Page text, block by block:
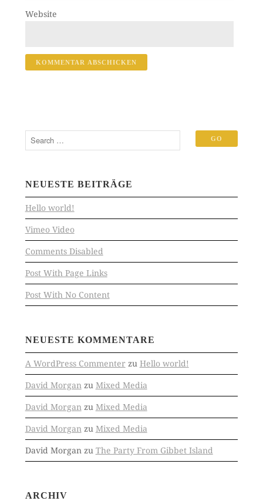
Website
NEUESTE BEITRÄGE
Hello world!
Vimeo Video
Comments Disabled
Post With Page Links
Post With No Content
NEUESTE KOMMENTARE
A WordPress Commenterzu Hello world!
David Morgan zu Mixed Media
David Morgan zu Mixed Media
David Morgan zu Mixed Media
David Morgan zu The Party From Gibbet Island
ARCHIV